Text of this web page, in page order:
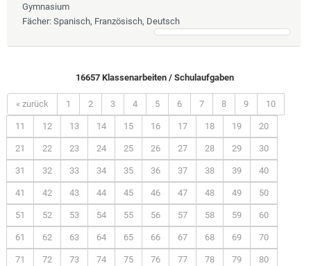
Gymnasium
Fächer: Spanisch, Französisch, Deutsch
16657 Klassenarbeiten / Schulaufgaben
« zurück 1 2 3 4 5 6 7 8 9 10
11 12 13 14 15 16 17 18 19 20
21 22 23 24 25 26 27 28 29 30
31 32 33 34 35 36 37 38 39 40
41 42 43 44 45 46 47 48 49 50
51 52 53 54 55 56 57 58 59 60
61 62 63 64 65 66 67 68 69 70
71 72 73 74 75 76 77 78 79 80